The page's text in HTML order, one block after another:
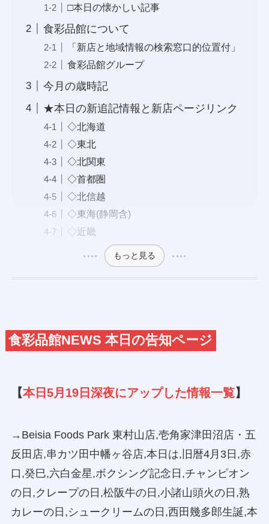
□本日の懐かしい記事
食彩品館について
「新店と地域情報の検索窓口的位置付」
食彩品館グループ
今月の歳時記
★本日の新追記情報と新店ページリンク
◇北海道
◇東北
◇北関東
◇首都圏
◇北信越
◇東海(静岡含)
◇近畿
もっと見る
食彩品館NEWS 本日の告知ページ
【本日5月19日深夜にアップした情報一覧】
→Beisia Foods Park 東村山店,壱角家津田沼店・五
反田店,串カツ田中幡ヶ谷店,本日は,旧暦4月3日,赤
口,癸巳,六白金星,ボクシング記念日,チャンピオン
の日,クレープの日,松阪牛の日,小諸山頭火の日,熟
カレーの日,シュークリームの日,西田幾多郎生誕,本